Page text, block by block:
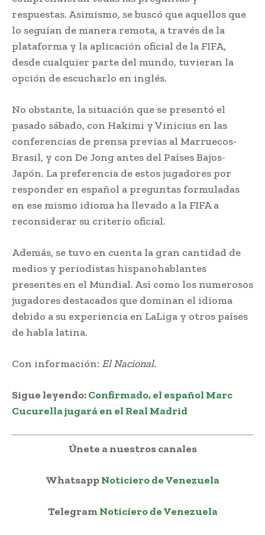
respuestas. Asimismo, se buscó que aquellos que
lo seguían de manera remota, a través de la
plataforma y la aplicación oficial de la FIFA,
desde cualquier parte del mundo, tuvieran la
opción de escucharlo en inglés.
No obstante, la situación que se presentó el
pasado sábado, con Hakimi y Vinicius en las
conferencias de prensa previas al Marruecos-
Brasil, y con De Jong antes del Países Bajos-
Japón. La preferencia de estos jugadores por
responder en español a preguntas formuladas
en ese mismo idioma ha llevado a la FIFA a
reconsiderar su criterio oficial.
Además, se tuvo en cuenta la gran cantidad de
medios y periodistas hispanohablantes
presentes en el Mundial. Así como los numerosos
jugadores destacados que dominan el idioma
debido a su experiencia en LaLiga y otros países
de habla latina.
Con información: El Nacional.
Sigue leyendo:Confirmado, el español Marc
Cucurella jugará en el Real Madrid
Únete a nuestros canales
WhatsappNoticiero de Venezuela
Telegram Noticiero de Venezuela